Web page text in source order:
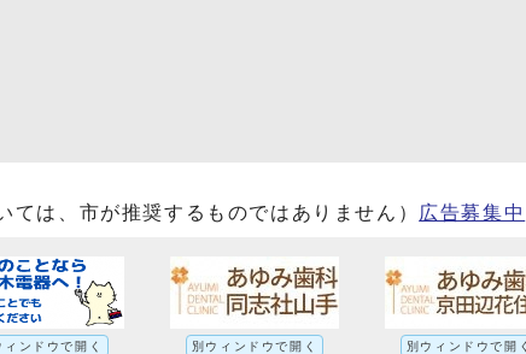
は、市が推奨するものではありません） 広告募集中
ィンドウで開く 別ウィンドウで開く 別ウィンドウで開